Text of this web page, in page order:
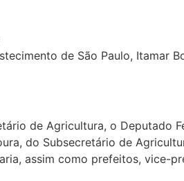
de São Paulo, Itamar
de Agricultura, o Deputado
do Subsecretário de
assim como prefeitos, vice-